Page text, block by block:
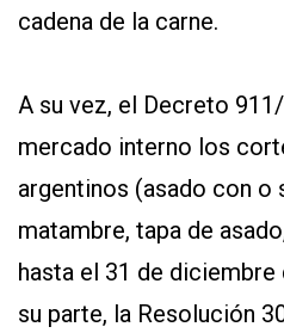
cadena de la carne.
A su vez, el Decreto
mercado interno los
argentinos (asado con o
matambre, tapa de
hasta el 31 de
su parte, la Resolución